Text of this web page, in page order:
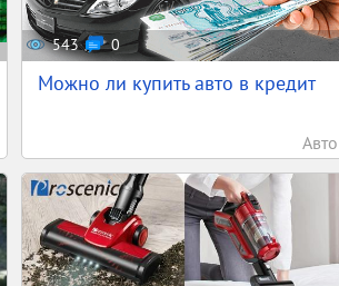
543 0
Можно ли купить авто в кредит
Авто